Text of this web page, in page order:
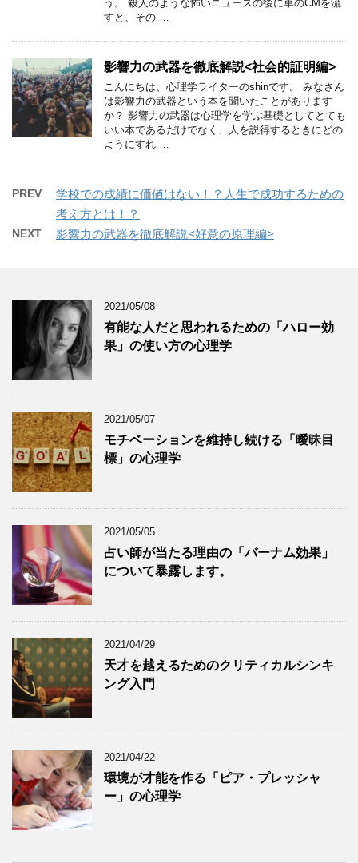
う。 殺人のような怖いニュースの後に車のCMを流
すと、その …
影響力の武器を徹底解説<社会的証明編>
こんにちは、心理学ライターのshinです。 みなさん
は影響力の武器という本を聞いたことがあります
か？ 影響力の武器は心理学を学ぶ基礎としてとても
いい本であるだけでなく、人を説得するときにどの
ようにすれ …
PREV
学校での成績に価値はない！？人生で成功するための
考え方とは！？
NEXT 影響力の武器を徹底解説<好意の原理編>
2021/05/08
有能な人だと思われるための「ハロー効
果」の使い方の心理学
2021/05/07
モチベーションを維持し続ける「曖昧目
標」の心理学
2021/05/05
占い師が当たる理由の「バーナム効果」
について暴露します。
2021/04/29
天才を越えるためのクリティカルシンキ
ング入門
2021/04/22
環境が才能を作る「ピア・プレッシャ
ー」の心理学